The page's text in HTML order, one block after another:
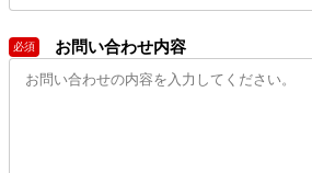
必須 お問い合わせ内容